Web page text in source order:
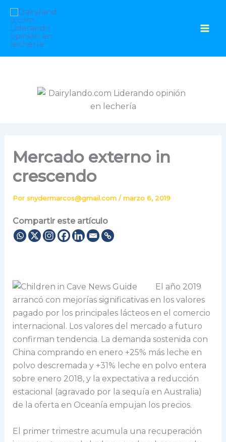
contenido
Mercado externo in
crescendo
Por snydermarcos@gmail.com /marzo 6, 2019
Compartir este artículo
El año 2019
arrancó con mejorías significativas en los valores
pagado por los principales lácteos en el comercio
internacional. Los valores del mercado a futuro
confirman tendencia. La demanda sostenida con
China comprando en enero +25% más leche en
polvo descremada y +31% leche en polvo entera
sobre enero 2018, y la expectativa a reducción
estacional (agravado por la sequía en Australia)
de la oferta en Oceanía empujan los precios.
El primer trimestre acumula una recuperación